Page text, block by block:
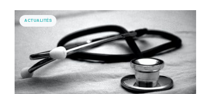
ACTUALITÉS